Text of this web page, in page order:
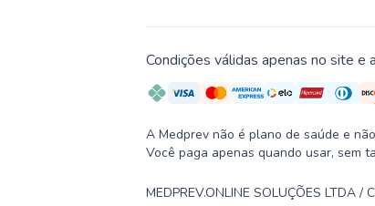
Condições válidas apenas no site
A Medprev não é plano de saúde e
Você paga apenas quando usar, sem
MEDPREV.ONLINE SOLUÇÕES LTDA